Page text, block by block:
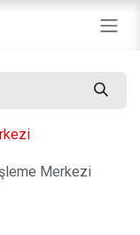
Merkezi